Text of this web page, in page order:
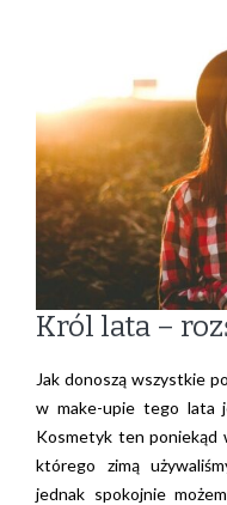
Król lata –
Jak donoszą wszystkie
w make-upie tego lata
Kosmetyk ten poniekąd
którego zimą
jednak spokojnie